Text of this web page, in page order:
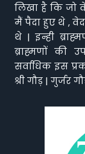
लिखा है कि जो
मैं पैदा हुए थे ,
थे | इन्ही
ब्राह्मणों की
सर्वाधिक इस
श्री गौड़ | गुर्जर